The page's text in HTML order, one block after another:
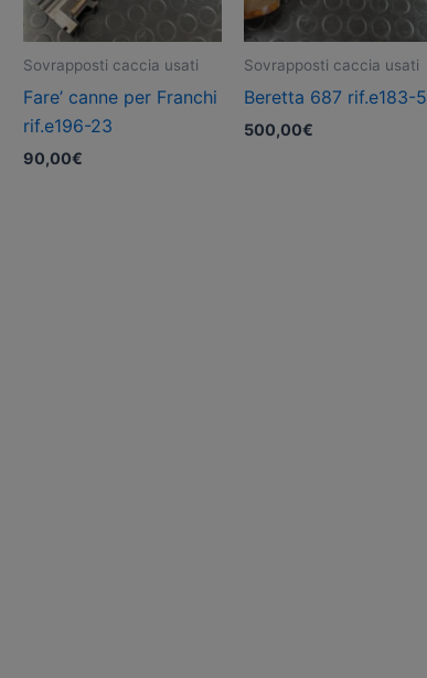
Sovrapposti caccia usati
Fare’ canne per Franchi
rif.e196-23
90,00€
Sovrapposti caccia usati
Beretta 687 rif.e183-5
500,00€